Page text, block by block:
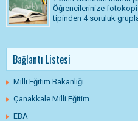
Öğrencilerinize
tipinden 4 soruluk
Bağlantı Listesi
Milli Eğitim Bakanlığı
Çanakkale Milli Eğitim
EBA